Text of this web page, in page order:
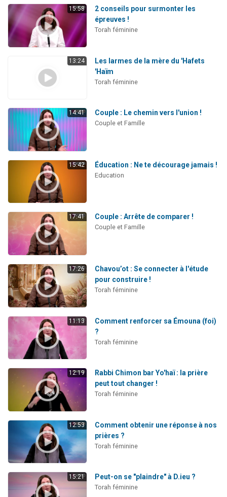
15:58
2 conseils pour surmonter les
épreuves !
Torah féminine
13:24
Les larmes de la mère du 'Hafets
'Haïm
Torah féminine
14:41 Couple : Le chemin vers l'union !
Couple et Famille
15:42 Éducation : Ne te décourage jamais !
Education
17:41 Couple : Arrête de comparer !
Couple et Famille
17:26
Chavou’ot : Se connecter à l'étude
pour construire !
Torah féminine
11:13
Comment renforcer sa Émouna (foi)
?
Torah féminine
12:19
Rabbi Chimon bar Yo'haï : la prière
peut tout changer !
Torah féminine
12:53
Comment obtenir une réponse à nos
prières ?
Torah féminine
15:21 Peut-on se "plaindre" à D.ieu ?
Torah féminine